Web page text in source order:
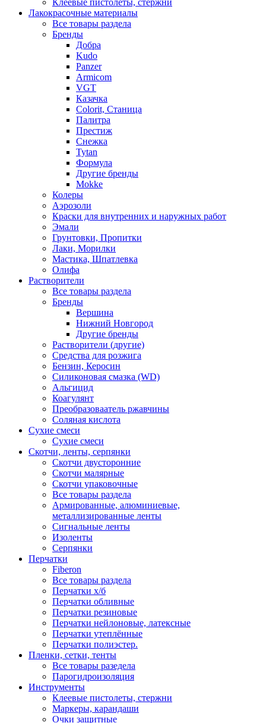
Лакокрасочные материалы
Все товары раздела
Бренды
Добра
Kudo
Panzer
Armicom
VGT
Казачка
Colorit, Станица
Палитра
Престиж
Снежка
Tytan
Формула
Другие бренды
Mokke
Колеры
Аэрозоли
Краски для внутренних и наружных работ
Эмали
Грунтовки, Пропитки
Лаки, Морилки
Мастика, Шпатлевка
Олифа
Растворители
Все товары раздела
Бренды
Вершина
Нижний Новгород
Другие бренды
Растворители (другие)
Средства для розжига
Бензин, Керосин
Силиконовая смазка (WD)
Альгицид
Коагулянт
Преобразоваатель ржавчины
Соляная кислота
Сухие смеси
Сухие смеси
Скотчи, ленты, серпянки
Скотчи двусторонние
Скотчи малярные
Скотчи упаковочные
Все товары раздела
Армированные, алюминиевые,
металлизированные ленты
Сигнальные ленты
Изоленты
Серпянки
Перчатки
Fiberon
Все товары раздела
Перчатки х/б
Перчатки обливные
Перчатки резиновые
Перчатки нейлоновые, латексные
Перчатки утеплённые
Перчатки полиэстер.
Пленки, сетки, тенты
Все товары разедела
Парогидроизоляция
Инструменты
Клеевые пистолеты, стержни
Маркеры, карандаши
Очки защитные